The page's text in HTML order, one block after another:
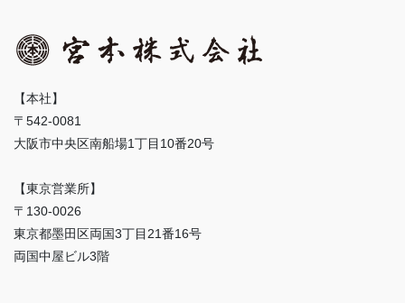
【本社】
〒542-0081
大阪市中央区南船場1丁目10番20号
【東京営業所】
〒130-0026
東京都墨田区両国3丁目21番16号
両国中屋ビル3階